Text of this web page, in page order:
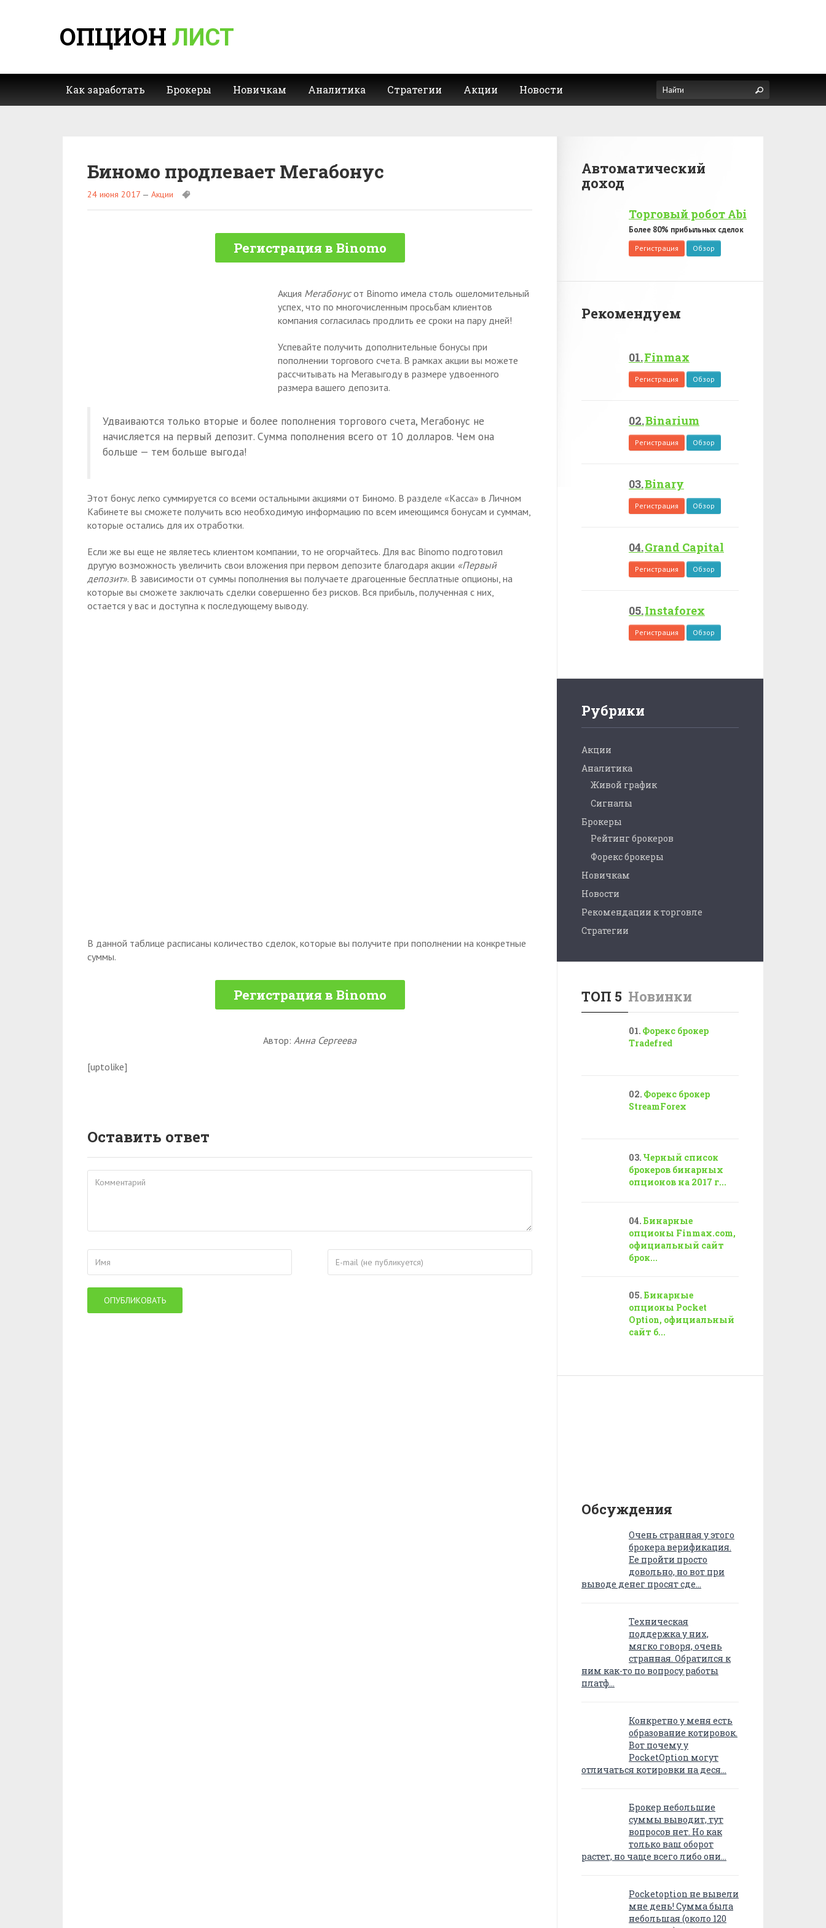
ОПЦИОН ЛИСТ
Как заработать Брокеры Новичкам Аналитика Стратегии Акции Новости
Биномо продлевает Мегабонус
24 июня 2017 — Акции
Регистрация в Binomo
Акция Мегабонусот Binomo имела столь ошеломительный
успех, что по многочисленным просьбам клиентов
компания согласилась продлить ее сроки на пару дней!
Успевайте получить дополнительные бонусы при
пополнении торгового счета. В рамках акции вы можете
рассчитывать на Мегавыгоду в размере удвоенного
размера вашего депозита.
Удваиваются только вторые и более пополнения торгового счета, Мегабонус не
начисляется на первый депозит. Сумма пополнения всего от 10 долларов. Чем она
больше — тем больше выгода!
Этот бонус легко суммируется со всеми остальными акциями от Биномо. В разделе «Касса» в Личном
Кабинете вы сможете получить всю необходимую информацию по всем имеющимся бонусам и суммам,
которые остались для их отработки.
Если же вы еще не являетесь клиентом компании, то не огорчайтесь. Для вас Binomo подготовил
другую возможность увеличить свои вложения при первом депозите благодаря акции «Первый
депозит». В зависимости от суммы пополнения вы получаете драгоценные бесплатные опционы, на
которые вы сможете заключать сделки совершенно без рисков. Вся прибыль, полученная с них,
остается у вас и доступна к последующему выводу.
В данной таблице расписаны количество сделок, которые вы получите при пополнении на конкретные
суммы.
Регистрация в Binomo
Автор: Анна Сергеева
[uptolike]
Оставить ответ
Автоматический
доход
Торговый робот Abi
Более 80% прибыльных сделок
Регистрация Обзор
Рекомендуем
Finmax
Регистрация Обзор
Binarium
Регистрация Обзор
Binary
Регистрация Обзор
Grand Capital
Регистрация Обзор
Instaforex
Регистрация Обзор
Рубрики
Акции
Аналитика
Живой график
Сигналы
Брокеры
Рейтинг брокеров
Форекс брокеры
Новичкам
Новости
Рекомендации к торговле
Стратегии
ТОП 5 Новинки
Форекс брокер
Tradefred
Форекс брокер
StreamForex
Черный список
брокеров бинарных
опционов на 2017 г...
Бинарные
опционы Finmax.com,
официальный сайт
брок...
Бинарные
опционы Pocket
Option, официальный
сайт б...
Обсуждения
Очень странная у этого
брокера верификация.
Ее пройти просто
довольно, но вот при
выводе денег просят сде…
Техническая
поддержка у них,
мягко говоря, очень
странная. Обратился к
ним как-то по вопросу работы
платф…
Конкретно у меня есть
образование котировок.
Вот почему у
PocketOption могут
отличаться котировки на деся…
Брокер небольшие
суммы выводит, тут
вопросов нет. Но как
только ваш оборот
растет, но чаще всего либо они…
Pocketoption не вывели
мне день! Сумма была
небольшая (около 120